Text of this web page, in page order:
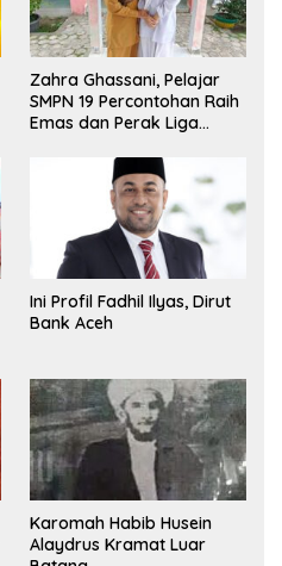
Zahra Ghassani, Pelajar
SMPN 19 Percontohan Raih
Emas dan Perak Liga
Ini Profil Fadhil Ilyas, Dirut
Bank Aceh
Karomah Habib Husein
Alaydrus Kramat Luar